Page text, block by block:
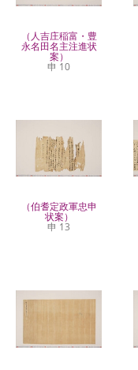
（人吉庄稲富・豊
永名田名主注進状
案）
申 10
（伯耆定政軍忠申
状案）
申 13